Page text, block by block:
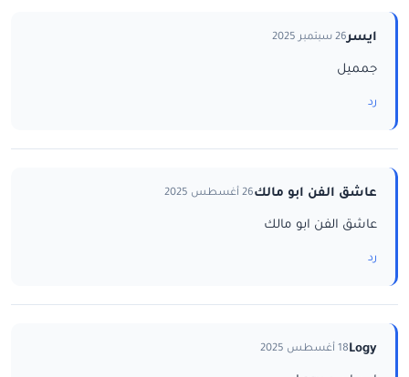
ايسر26 سبتمبر 2025
جمميل
رد
عاشق الفن ابو مالك26 أغسطس 2025
عاشق الفن ابو مالك
رد
Logy18 أغسطس 2025